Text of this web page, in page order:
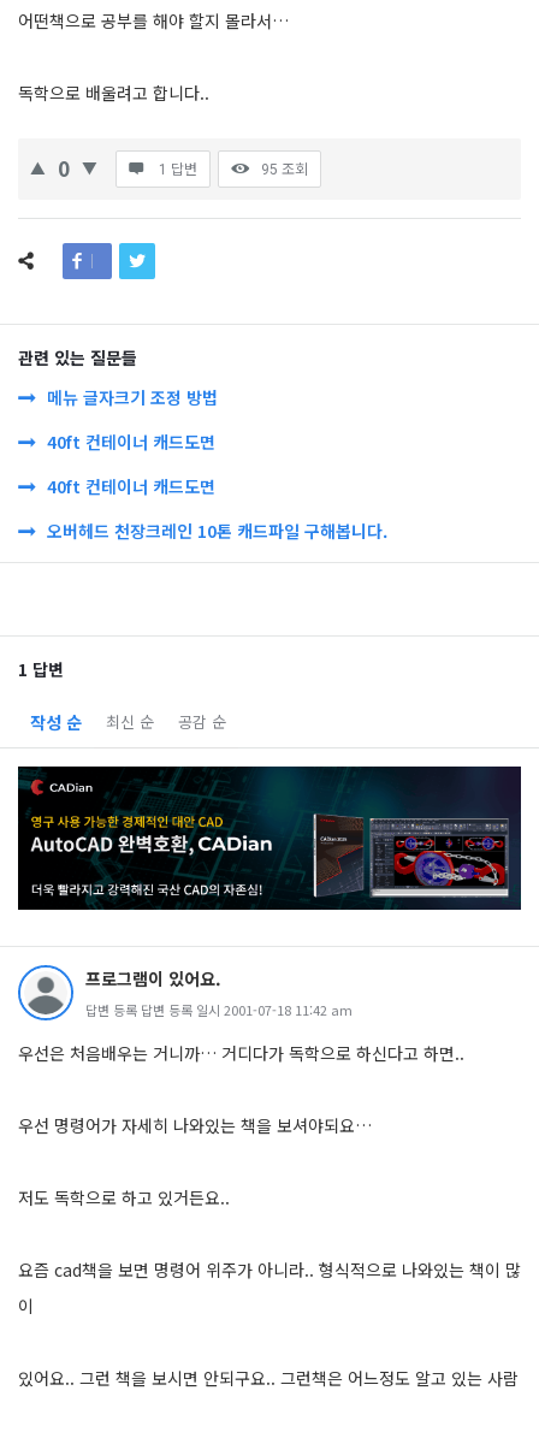
어떤책으로 공부를 해야 할지 몰라서…
독학으로 배울려고 합니다..
0 1 답변 95 조회
관련 있는 질문들
메뉴 글자크기 조정 방법
40ft 컨테이너 캐드도면
40ft 컨테이너 캐드도면
오버헤드 천장크레인 10톤 캐드파일 구해봅니다.
1 답변
작성 순 최신 순 공감 순
프로그램이 있어요.
답변 등록 답변 등록 일시 2001-07-18 11:42 am
우선은 처음배우는 거니까… 거디다가 독학으로 하신다고 하면..
우선 명령어가 자세히 나와있는 책을 보셔야되요…
저도 독학으로 하고 있거든요..
요즘 cad책을 보면 명령어 위주가 아니라.. 형식적으로 나와있는 책이 많
이
있어요.. 그런 책을 보시면 안되구요.. 그런책은 어느정도 알고 있는 사람